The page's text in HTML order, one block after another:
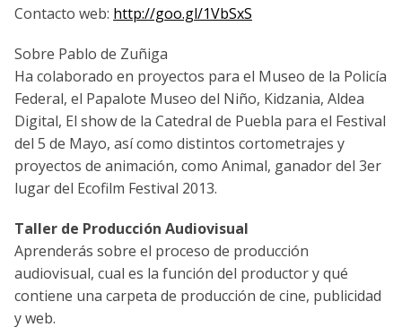
Contacto web: http://goo.gl/1VbSxS
Sobre Pablo de Zuñiga
Ha colaborado en proyectos para el Museo de la Policía
Federal, el Papalote Museo del Niño, Kidzania, Aldea
Digital, El show de la Catedral de Puebla para el Festival
del 5 de Mayo, así como distintos cortometrajes y
proyectos de animación, como Animal, ganador del 3er
lugar del Ecofilm Festival 2013.
Taller de Producción Audiovisual
Aprenderás sobre el proceso de producción
audiovisual, cual es la función del productor y qué
contiene una carpeta de producción de cine, publicidad
y web.